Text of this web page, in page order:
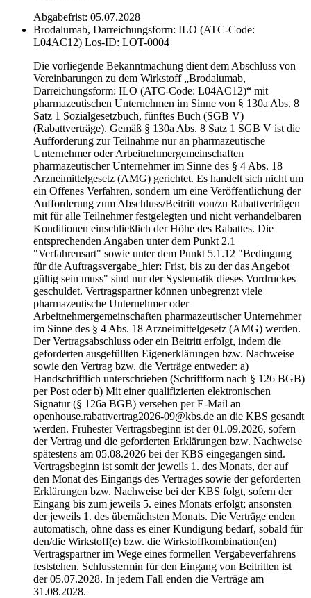
Abgabefrist: 05.07.2028
Brodalumab, Darreichungsform: ILO (ATC-Code:
L04AC12) Los-ID: LOT-0004
Die vorliegende Bekanntmachung dient dem Abschluss von
Vereinbarungen zu dem Wirkstoff „Brodalumab,
Darreichungsform: ILO (ATC-Code: L04AC12)“ mit
pharmazeutischen Unternehmen im Sinne von § 130a Abs. 8
Satz 1 Sozialgesetzbuch, fünftes Buch (SGB V)
(Rabattverträge). Gemäß § 130a Abs. 8 Satz 1 SGB V ist die
Aufforderung zur Teilnahme nur an pharmazeutische
Unternehmer oder Arbeitnehmergemeinschaften
pharmazeutischer Unternehmer im Sinne des § 4 Abs. 18
Arzneimittelgesetz (AMG) gerichtet. Es handelt sich nicht um
ein Offenes Verfahren, sondern um eine Veröffentlichung der
Aufforderung zum Abschluss/Beitritt von/zu Rabattverträgen
mit für alle Teilnehmer festgelegten und nicht verhandelbaren
Konditionen einschließlich der Höhe des Rabattes. Die
entsprechenden Angaben unter dem Punkt 2.1
"Verfahrensart" sowie unter dem Punkt 5.1.12 "Bedingung
für die Auftragsvergabe_hier: Frist, bis zu der das Angebot
gültig sein muss" sind nur der Systematik dieses Vordruckes
geschuldet. Vertragspartner können unbegrenzt viele
pharmazeutische Unternehmer oder
Arbeitnehmergemeinschaften pharmazeutischer Unternehmer
im Sinne des § 4 Abs. 18 Arzneimittelgesetz (AMG) werden.
Der Vertragsabschluss oder ein Beitritt erfolgt, indem die
geforderten ausgefüllten Eigenerklärungen bzw. Nachweise
sowie den Vertrag bzw. die Verträge entweder: a)
Handschriftlich unterschrieben (Schriftform nach § 126 BGB)
per Post oder b) Mit einer qualifizierten elektronischen
Signatur (§ 126a BGB) versehen per E-Mail an
openhouse.rabattvertrag2026-09@kbs.de an die KBS gesandt
werden. Frühester Vertragsbeginn ist der 01.09.2026, sofern
der Vertrag und die geforderten Erklärungen bzw. Nachweise
spätestens am 05.08.2026 bei der KBS eingegangen sind.
Vertragsbeginn ist somit der jeweils 1. des Monats, der auf
den Monat des Eingangs des Vertrages sowie der geforderten
Erklärungen bzw. Nachweise bei der KBS folgt, sofern der
Eingang bis zum jeweils 5. eines Monats erfolgt; ansonsten
der jeweils 1. des übernächsten Monats. Die Verträge enden
automatisch, ohne dass es einer Kündigung bedarf, sobald für
den/die Wirkstoff(e) bzw. die Wirkstoffkombination(en)
Vertragspartner im Wege eines formellen Vergabeverfahrens
feststehen. Schlusstermin für den Eingang von Beitritten ist
der 05.07.2028. In jedem Fall enden die Verträge am
31.08.2028.